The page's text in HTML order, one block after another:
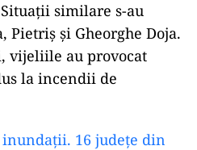
similare s-au
Pietriș și Gheorghe Doja.
vijeliile au provocat
la incendii de
inundații. 16 județe din